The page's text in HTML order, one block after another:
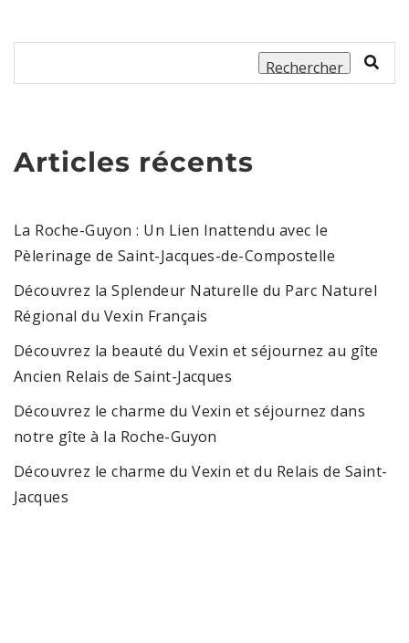
Rechercher
Articles récents
La Roche-Guyon : Un Lien Inattendu avec le
Pèlerinage de Saint-Jacques-de-Compostelle
Découvrez la Splendeur Naturelle du Parc Naturel
Régional du Vexin Français
Découvrez la beauté du Vexin et séjournez au gîte
Ancien Relais de Saint-Jacques
Découvrez le charme du Vexin et séjournez dans
notre gîte à la Roche-Guyon
Découvrez le charme du Vexin et du Relais de Saint-
Jacques